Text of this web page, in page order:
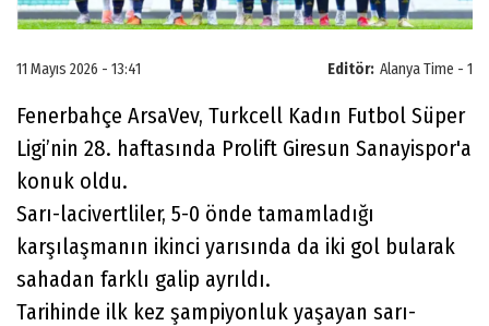
Editör: Alanya Time - 1
11 Mayıs 2026 - 13:41
Fenerbahçe ArsaVev, Turkcell Kadın Futbol Süper
Ligi’nin 28. haftasında Prolift Giresun Sanayispor'a
konuk oldu.
Sarı-lacivertliler, 5-0 önde tamamladığı
karşılaşmanın ikinci yarısında da iki gol bularak
sahadan farklı galip ayrıldı.
Tarihinde ilk kez şampiyonluk yaşayan sarı-